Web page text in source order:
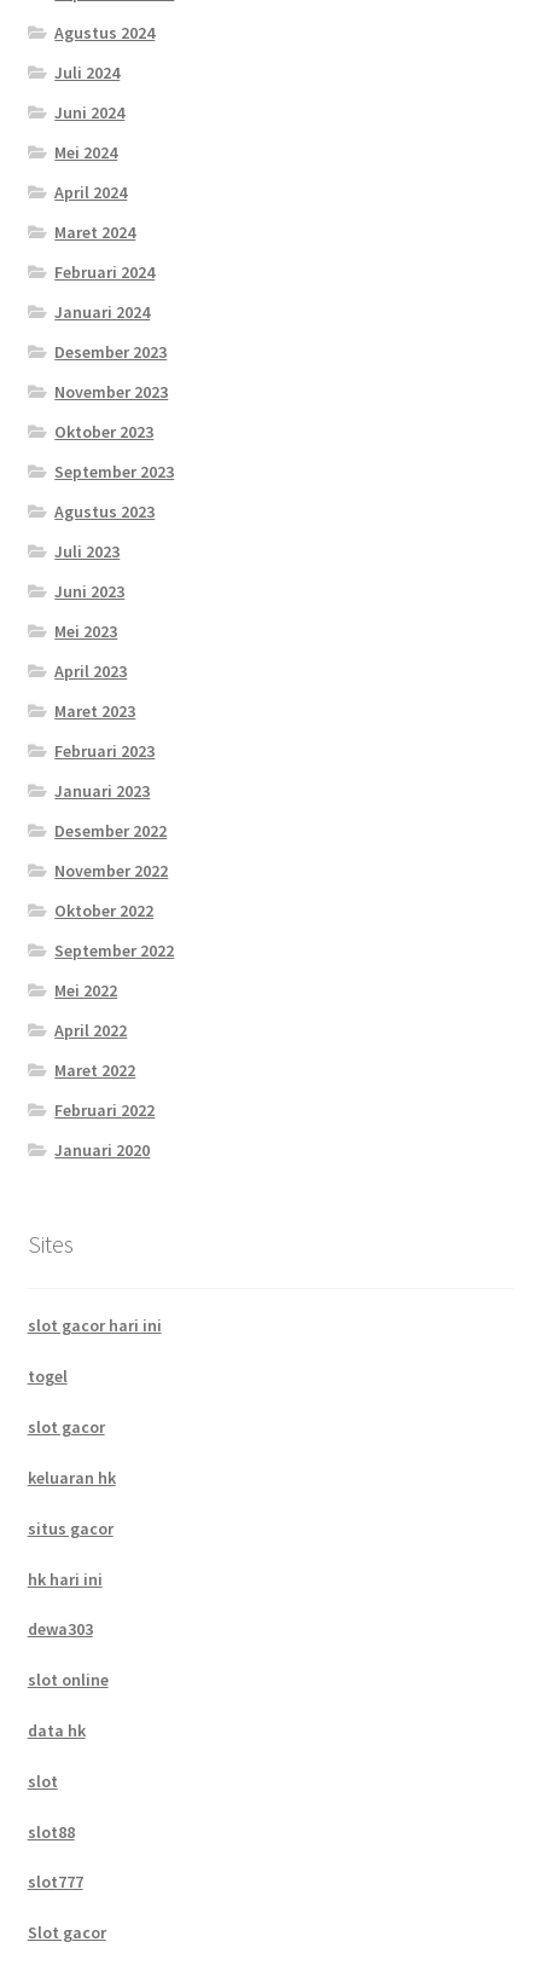
Agustus 2024
Juli 2024
Juni 2024
Mei 2024
April 2024
Maret 2024
Februari 2024
Januari 2024
Desember 2023
November 2023
Oktober 2023
September 2023
Agustus 2023
Juli 2023
Juni 2023
Mei 2023
April 2023
Maret 2023
Februari 2023
Januari 2023
Desember 2022
November 2022
Oktober 2022
September 2022
Mei 2022
April 2022
Maret 2022
Februari 2022
Januari 2020
Sites
slot gacor hari ini
togel
slot gacor
keluaran hk
situs gacor
hk hari ini
dewa303
slot online
data hk
slot
slot88
slot777
Slot gacor